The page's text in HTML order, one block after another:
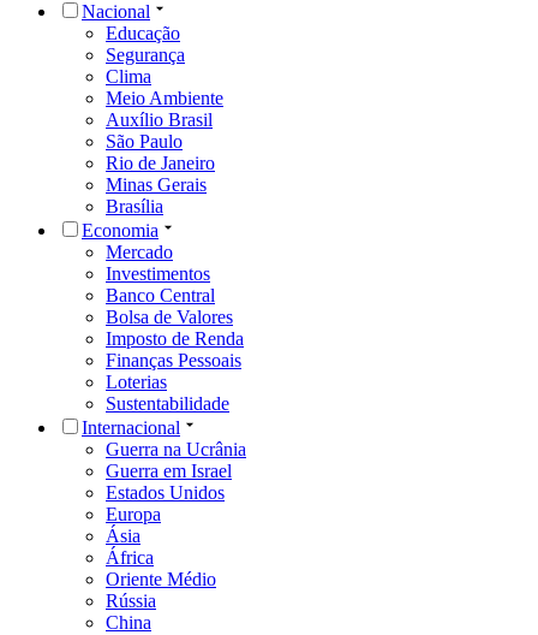
Nacional
Educação
Segurança
Clima
Meio Ambiente
Auxílio Brasil
São Paulo
Rio de Janeiro
Minas Gerais
Brasília
Economia
Mercado
Investimentos
Banco Central
Bolsa de Valores
Imposto de Renda
Finanças Pessoais
Loterias
Sustentabilidade
Internacional
Guerra na Ucrânia
Guerra em Israel
Estados Unidos
Europa
Ásia
África
Oriente Médio
Rússia
China